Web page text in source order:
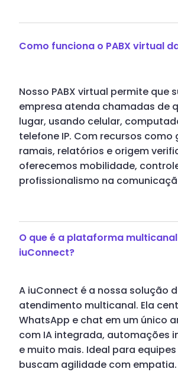
Como funciona o PABX virtual
Nosso PABX virtual permite que
empresa atenda chamadas de
lugar, usando celular,
telefone IP. Com recursos como
ramais, relatórios e origem
oferecemos mobilidade,
profissionalismo na
O que é a plataforma multicanal
iuConnect?
A iuConnect é a nossa solução
atendimento multicanal. Ela
WhatsApp e chat em um único
com IA integrada, automações
e muito mais. Ideal para
buscam agilidade com empatia.